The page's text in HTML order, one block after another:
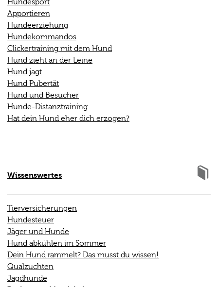
Hundesport
Apportieren
Hundeerziehung
Hundekommandos
Clickertraining mit dem Hund
Hund zieht an der Leine
Hund jagt
Hund Pubertät
Hund und Besucher
Hunde-Distanztraining
Hat dein Hund eher dich erzogen?
Wissenswertes
Tierversicherungen
Hundesteuer
Jäger und Hunde
Hund abkühlen im Sommer
Dein Hund rammelt? Das musst du wissen!
Qualzuchten
Jagdhunde